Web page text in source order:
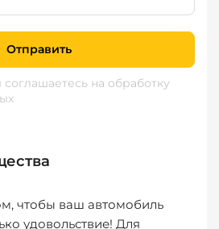
Отправить
на обработку
чтобы ваш автомобиль
удовольствие! Для